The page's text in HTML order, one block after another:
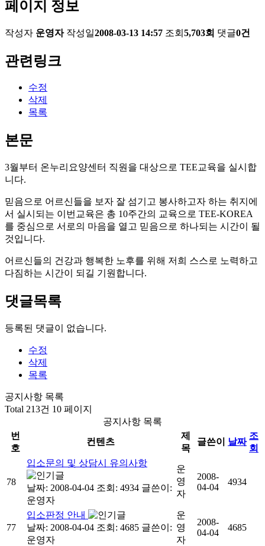
페이지 정보
작성자 운영자 작성일2008-03-13 14:57 조회 5,703회 댓글0건
관련링크
수정
삭제
목록
본문
3월부터 온누리요양센터 직원을 대상으로 TEE교육을 실시합
니다.
믿음으로 어르신들을 보자 잘 섬기고 봉사하고자 하는 취지에
서 실시되는 이번교육은 총 10주간의 교육으로 TEE-KOREA
를 중심으로 서로의 마음을 열고 믿음으로 하나되는 시간이 될
것입니다.
어르신들의 건강과 행복한 노후를 위해 저희 스스로 노력하고
다짐하는 시간이 되길 기원합니다.
댓글목록
등록된 댓글이 없습니다.
수정
삭제
목록
공지사항 목록
Total 213건 10 페이지
공지사항 목록
번
호
컨텐츠
제
목
글쓴이 날짜
조
회
78
입소문의 및 상담시 유의사항
날짜: 2008-04-04 조회: 4934 글쓴이:
운영자
운
영
자
2008-
04-04
4934
77
입소판정 안내
날짜: 2008-04-04 조회: 4685 글쓴이:
운영자
운
영
자
2008-
04-04
4685